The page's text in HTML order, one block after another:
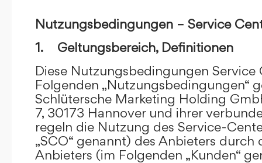
Nutzungsbedingungen – Service
1. Geltungsbereich, Definitionen
Diese Nutzungsbedingungen Service
Folgenden „Nutzungsbedingungen“
Schlütersche Marketing Holding
7, 30173 Hannover und ihrer
regeln die Nutzung des Service-
„SCO“ genannt) des Anbieters durch
Anbieters (im Folgenden „Kunden“